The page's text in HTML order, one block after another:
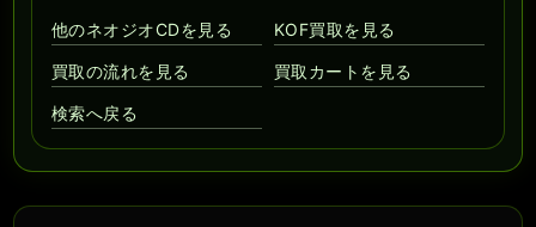
他のネオジオCDを見る
KOF買取を見る
買取の流れを見る 買取カートを見る
検索へ戻る